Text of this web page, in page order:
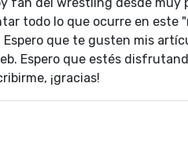
todo lo que ocurre en este
que te gusten mis
Espero que estés
¡gracias!